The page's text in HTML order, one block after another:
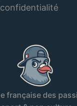
française des